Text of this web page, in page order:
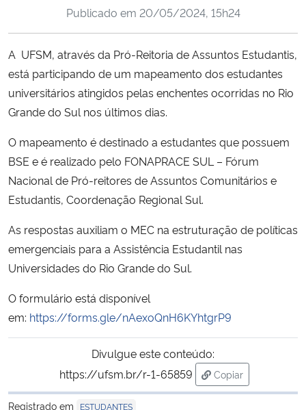
Ministério da Cidadania
Ministério de Minas e Energia
Ministério da Ciência, Tecnologia, Inovações e Comunicações
Ministério do Meio Ambiente
Ministério do Desenvolvimento Regional
Controladoria-Geral da União
Ministério da Mulher, da Família e dos Direitos Humanos
Secretaria-Geral
Secretaria de Governo
Publicado em 20/05/2024, 15h24
A UFSM, através da Pró-Reitoria de Assuntos Estudantis,
está participando de um mapeamento dos estudantes
universitários atingidos pelas enchentes ocorridas no Rio
Grande do Sul nos últimos dias.
O mapeamento é destinado a estudantes que possuem
BSE e é realizado pelo FONAPRACE SUL – Fórum
Nacional de Pró-reitores de Assuntos Comunitários e
Estudantis, Coordenação Regional Sul.
As respostas auxiliam o MEC na estruturação de políticas
emergenciais para a Assistência Estudantil nas
Universidades do Rio Grande do Sul.
O formulário está disponível
em: https://forms.gle/nAexoQnH6KYhtgrP9
Divulgue este conteúdo:
https://ufsm.br/r-1-65859
Copiar
para área de
Registrado em
ESTUDANTES